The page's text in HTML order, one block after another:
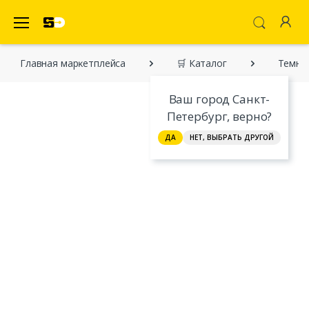
Ваш город Санкт-
Петербург, верно?
ДА НЕТ, ВЫБРАТЬ ДРУГОЙ
Главная марĸетплейса 🛒 Каталог